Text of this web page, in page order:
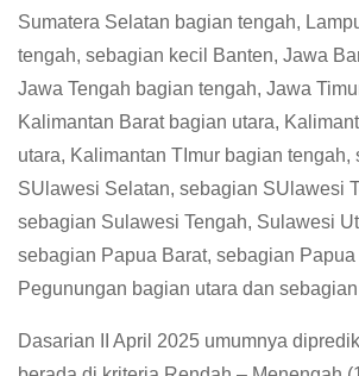
Sumatera Selatan bagian tengah,
tengah, sebagian kecil Banten, Jawa
Jawa Tengah bagian tengah, Jawa
Kalimantan Barat bagian utara,
utara, Kalimantan TImur bagian tengah,
SUlawesi Selatan, sebagian SUlawesi
sebagian Sulawesi Tengah, Sulawesi
sebagian Papua Barat, sebagian Papua
Pegunungan bagian utara dan
Dasarian II April 2025 umumnya